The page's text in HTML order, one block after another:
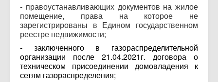
- правоустанавливающих документов на жилое
помещение, права на которое не
зарегистрированы в Едином государственном
реестре недвижимости;
- заключенного в газораспределительной
организации после 21.04.2021г. договора о
техническом присоединении домовладения к
сетям газораспределения;